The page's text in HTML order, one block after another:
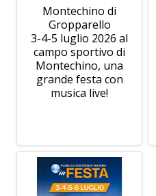
Montechino di
Gropparello
3-4-5 luglio 2026 al
campo sportivo di
Montechino, una
grande festa con
musica live!